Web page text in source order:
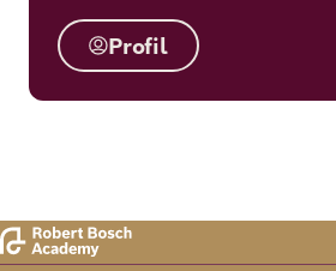
Profil